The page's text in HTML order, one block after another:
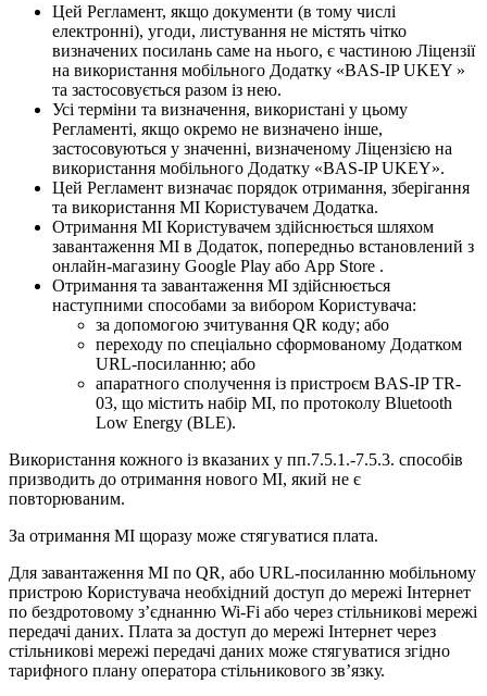
Цей Регламент, якщо документи (в тому числі
електронні), угоди, листування не містять чітко
визначених посилань саме на нього, є частиною Ліцензії
на використання мобільного Додатку «BAS-IP UKEY »
та застосовується разом із нею.
Усі терміни та визначення, використані у цьому
Регламенті, якщо окремо не визначено інше,
застосовуються у значенні, визначеному Ліцензією на
використання мобільного Додатку «BAS-IP UKEY».
Цей Регламент визначає порядок отримання, зберігання
та використання МІ Користувачем Додатка.
Отримання МІ Користувачем здійснюється шляхом
завантаження МІ в Додаток, попередньо встановлений з
онлайн-магазину Google Play або App Store .
Отримання та завантаження МІ здійснюється
наступними способами за вибором Користувача:
за допомогою зчитування QR коду; або
переходу по спеціально сформованому Додатком
URL-посиланню; або
апаратного сполучення із пристроєм BAS-IP TR-
03, що містить набір МІ, по протоколу Bluetooth
Low Energy (BLE).
Використання кожного із вказаних у пп.7.5.1.-7.5.3. способів
призводить до отримання нового МІ, який не є
повторюваним.
За отримання МІ щоразу може стягуватися плата.
Для завантаження МІ по QR, або URL-посиланню мобільному
пристрою Користувача необхідний доступ до мережі Інтернет
по бездротовому з’єднанню Wi-Fi або через стільникові мережі
передачі даних. Плата за доступ до мережі Інтернет через
стільникові мережі передачі даних може стягуватися згідно
тарифного плану оператора стільникового зв’язку.